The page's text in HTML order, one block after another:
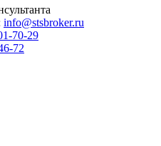
info@stsbroker.ru
70-29
72